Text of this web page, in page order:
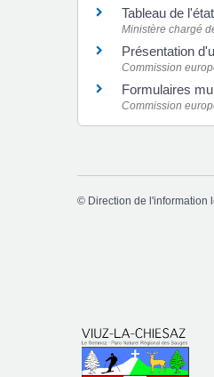
Tableau de
Ministère chargé
Présentation
Commission
Formulaires
Commission
© Direction de l'information